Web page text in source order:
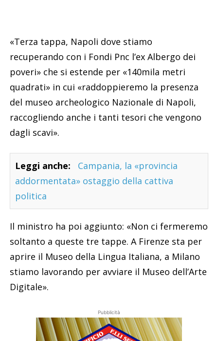
«Terza tappa, Napoli dove stiamo
recuperando con i Fondi Pnc l’ex Albergo dei
poveri» che si estende per «140mila metri
quadrati» in cui «raddoppieremo la presenza
del museo archeologico Nazionale di Napoli,
raccogliendo anche i tanti tesori che vengono
dagli scavi».
Leggi anche:
Campania, la «provincia
addormentata» ostaggio della cattiva
politica
Il ministro ha poi aggiunto: «Non ci fermeremo
soltanto a queste tre tappe. A Firenze sta per
aprire il Museo della Lingua Italiana, a Milano
stiamo lavorando per avviare il Museo dell’Arte
Digitale».
Pubblicità